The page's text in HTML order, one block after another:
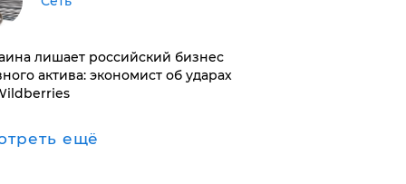
лишает российский бизнес
актива: экономист об ударах
ещё